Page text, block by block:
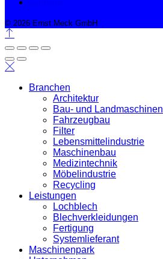
© 2026 Ernst Meck GmbH
Branchen
Architektur
Bau- und Landmaschinen
Fahrzeugbau
Filter
Lebensmittelindustrie
Maschinenbau
Medizintechnik
Möbelindustrie
Recycling
Leistungen
Lochblech
Blechverkleidungen
Fertigung
Systemlieferant
Maschinenpark